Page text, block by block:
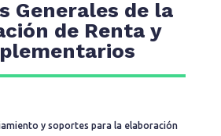
Generales de la
de Renta y
y soportes para la elaboración